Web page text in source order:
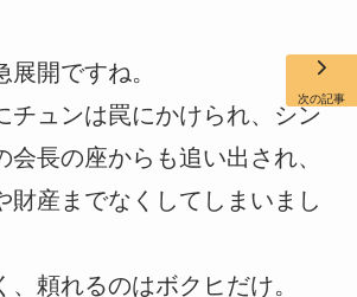
展開ですね。
チュンは罠にかけられ、シン
会長の座からも追い出され、
財産までなくしてしまいまし
、頼れるのはボクヒだけ。
次の記事